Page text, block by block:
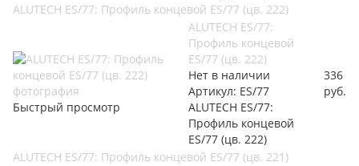
ALUTECH ES/77: Профиль концевой ES/77 (цв. 222)
Быстрый просмотр
ALUTECH ES/77:
Профиль концевой
ES/77 (цв. 222)
Нет в наличии
Артикул: ES/77
ALUTECH ES/77:
Профиль концевой
ES/77 (цв. 222)
336
руб.
ALUTECH ES/77: Профиль концевой ES/77 (цв. 221)